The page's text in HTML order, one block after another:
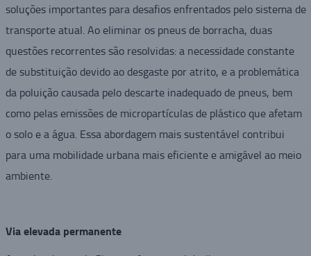
soluções importantes para desafios enfrentados pelo sistema de
transporte atual. Ao eliminar os pneus de borracha, duas
questões recorrentes são resolvidas: a necessidade constante
de substituição devido ao desgaste por atrito, e a problemática
da poluição causada pelo descarte inadequado de pneus, bem
como pelas emissões de micropartículas de plástico que afetam
o solo e a água. Essa abordagem mais sustentável contribui
para uma mobilidade urbana mais eficiente e amigável ao meio
ambiente.
Via elevada permanente